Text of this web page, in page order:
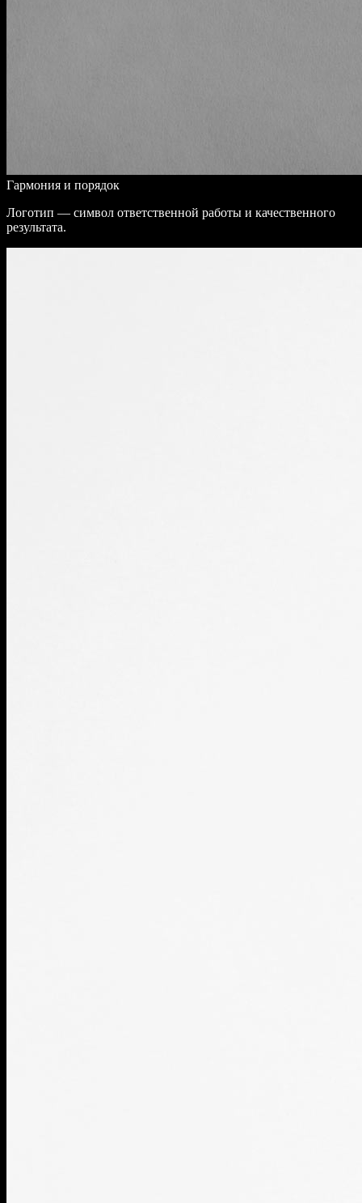
Гармония и порядок
Логотип — символ ответственной работы и качественного
результата.